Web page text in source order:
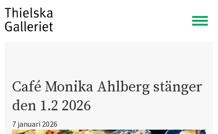
Visa
meny
Café Monika Ahlberg stänger
den 1.2 2026
7 januari 2026